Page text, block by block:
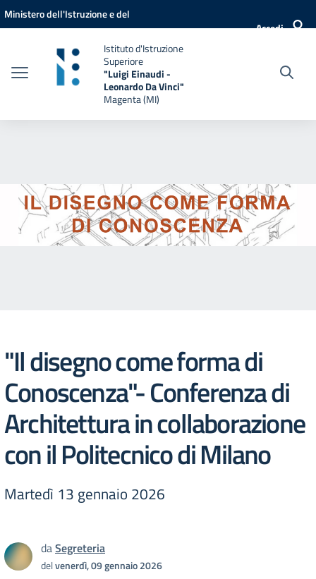
Vai ai contenuti
Vai al menu di navigazione
Vai al footer
Ministero dell'Istruzione e del
Accedi
Istituto d'Istruzione
Superiore
"Luigi Einaudi -
Leonardo Da Vinci"
Magenta (MI)
"Il disegno come forma di
Conoscenza"- Conferenza di
Architettura in collaborazione
con il Politecnico di Milano
Martedì 13 gennaio 2026
daSegreteria
delvenerdì, 09 gennaio 2026